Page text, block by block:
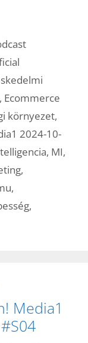
, Ecommerce
környezet,
2024-10-
, MI,
,
,
,
Media1